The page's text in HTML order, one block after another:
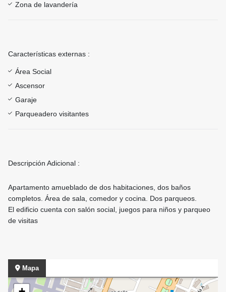
Zona de lavandería
Características externas :
Área Social
Ascensor
Garaje
Parqueadero visitantes
Descripción Adicional :
Apartamento amueblado de dos habitaciones, dos baños
completos. Área de sala, comedor y cocina. Dos parqueos.
El edificio cuenta con salón social, juegos para niños y parqueo
de visitas
Mapa